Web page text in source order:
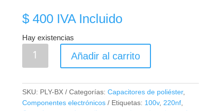
$400 IVA Incluido
Hay existencias
2A224
Poliéster
220nf
Añadir al carrito
SKU: PLY-BX Categorías: Capacitores de poliéster,
Componentes electrónicos
Etiquetas: 100v, 220nf,